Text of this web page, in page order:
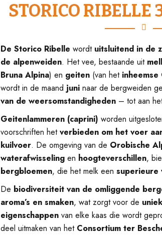
STORICO RIBELLE
De Storico Ribelle wordt uitsluitend in de
de alpenweiden. Het vee, bestaande uit
Bruna Alpina) en geiten (van het
wordt in de maand juni naar de bergweiden
van de weersomstandigheden – tot aan
Geitenlammeren (caprini) worden
voorschriften hetverbieden om het voer
kuilvoer. De omgeving van de Orobische
waterafwisseling en hoogteverschillen,
bergbloemen, die het melk een superieure
De biodiversiteit van de omliggende
aroma’s en smaken, wat zorgt voor de
eigenschappen van elke kaas die wordt
deel uitmaken van het Consortium ter